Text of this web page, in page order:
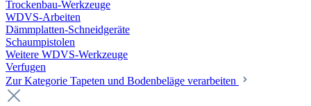
Trockenbau-Werkzeuge
WDVS-Arbeiten
Dämmplatten-Schneidgeräte
Schaumpistolen
Weitere WDVS-Werkzeuge
Verfugen
Zur Kategorie Tapeten und Bodenbeläge verarbeiten